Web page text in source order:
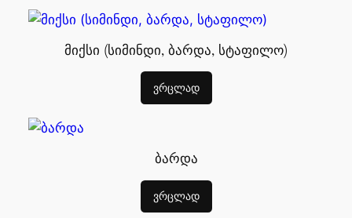
მიქსი (სიმინდი, ბარდა, სტაფილო)
ვრცლად
ბარდა
ვრცლად